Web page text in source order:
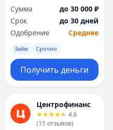
Сумма
до 30 000 ₽
Срок
до 30 дней
Одобрение
Среднее
Займ Срочно
Получить деньги
Центрофинанс
4.6
(15 отзывов)